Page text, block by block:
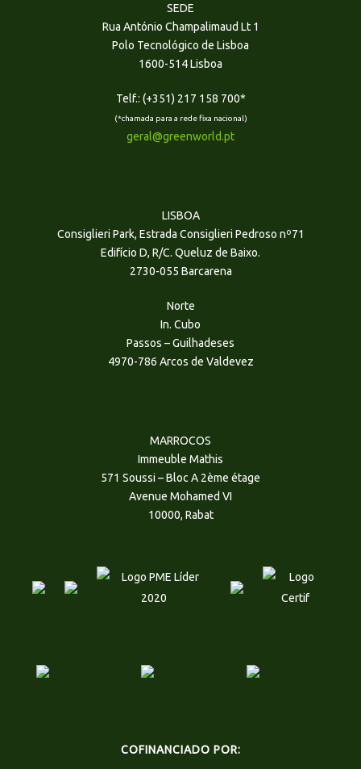
SEDE
Rua António Champalimaud Lt 1
Polo Tecnológico de Lisboa
1600-514 Lisboa
Telf.: (+351) 217 158 700*
(*chamada para a rede fixa nacional)
geral@greenworld.pt
LISBOA
Consiglieri Park, Estrada Consiglieri Pedroso nº71
Edifício D, R/C. Queluz de Baixo.
2730-055 Barcarena
Norte
In. Cubo
Passos – Guilhadeses
4970-786 Arcos de Valdevez
MARROCOS
Immeuble Mathis
571 Soussi – Bloc A 2ème étage
Avenue Mohamed VI
10000, Rabat
COFINANCIADO POR: